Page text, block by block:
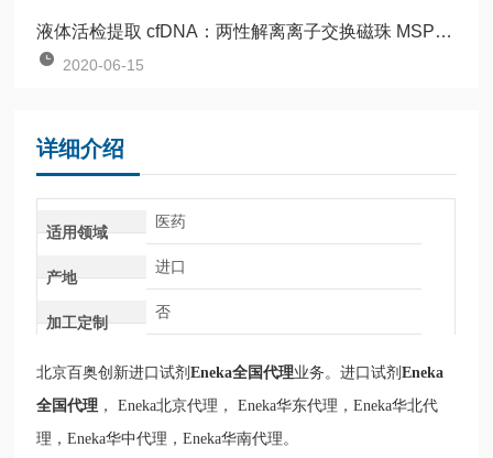
液体活检提取 cfDNA：两性解离离子交换磁珠 MSP-ZEWB
2020-06-15
详细介绍
适用领域
医药
产地
进口
加工定制
否
北京百奥创新进口试剂Eneka全国代理业务 。进口试剂Eneka
全国代理 ， Eneka北京代理， Eneka华东代理，Eneka华北代
理，Eneka华中代理，Eneka华南代理。